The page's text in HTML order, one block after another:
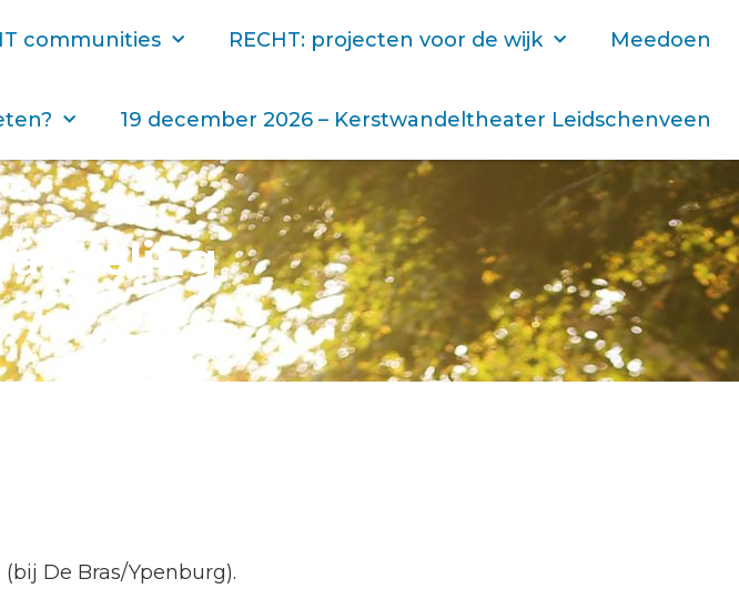
communities RECHT: projecten voor de wijk Meedoen
19 december 2026 – Kerstwandeltheater Leidschenveen
De Bras/Ypenburg).